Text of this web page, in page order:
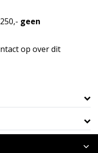
geen
op over dit